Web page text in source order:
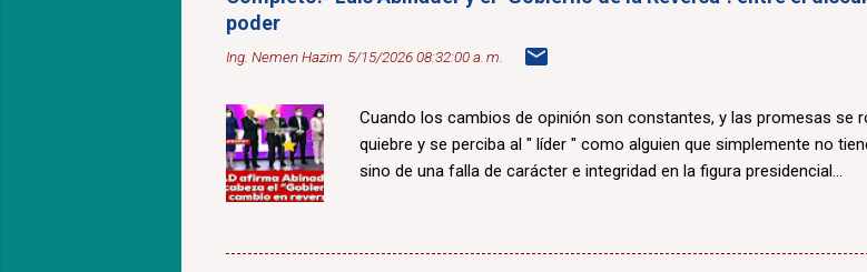
poder
Ing. Nemen Hazim 5/15/2026 08:32:00 a. m.
Cuando los cambios de opinión son constantes, y las promesas se
quiebre y se perciba al " líder " como alguien que simplemente no
sino de una falla de carácter e integridad en la figura presidencial...